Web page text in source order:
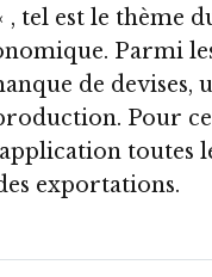
, tel est le thème
Parmi
de devises,
Pour
toutes
exportations.